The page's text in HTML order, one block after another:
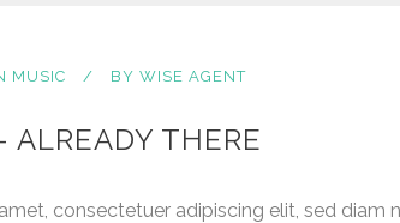
MUSIC BY WISE AGENT
ALREADY THERE
consectetuer adipiscing elit, sed